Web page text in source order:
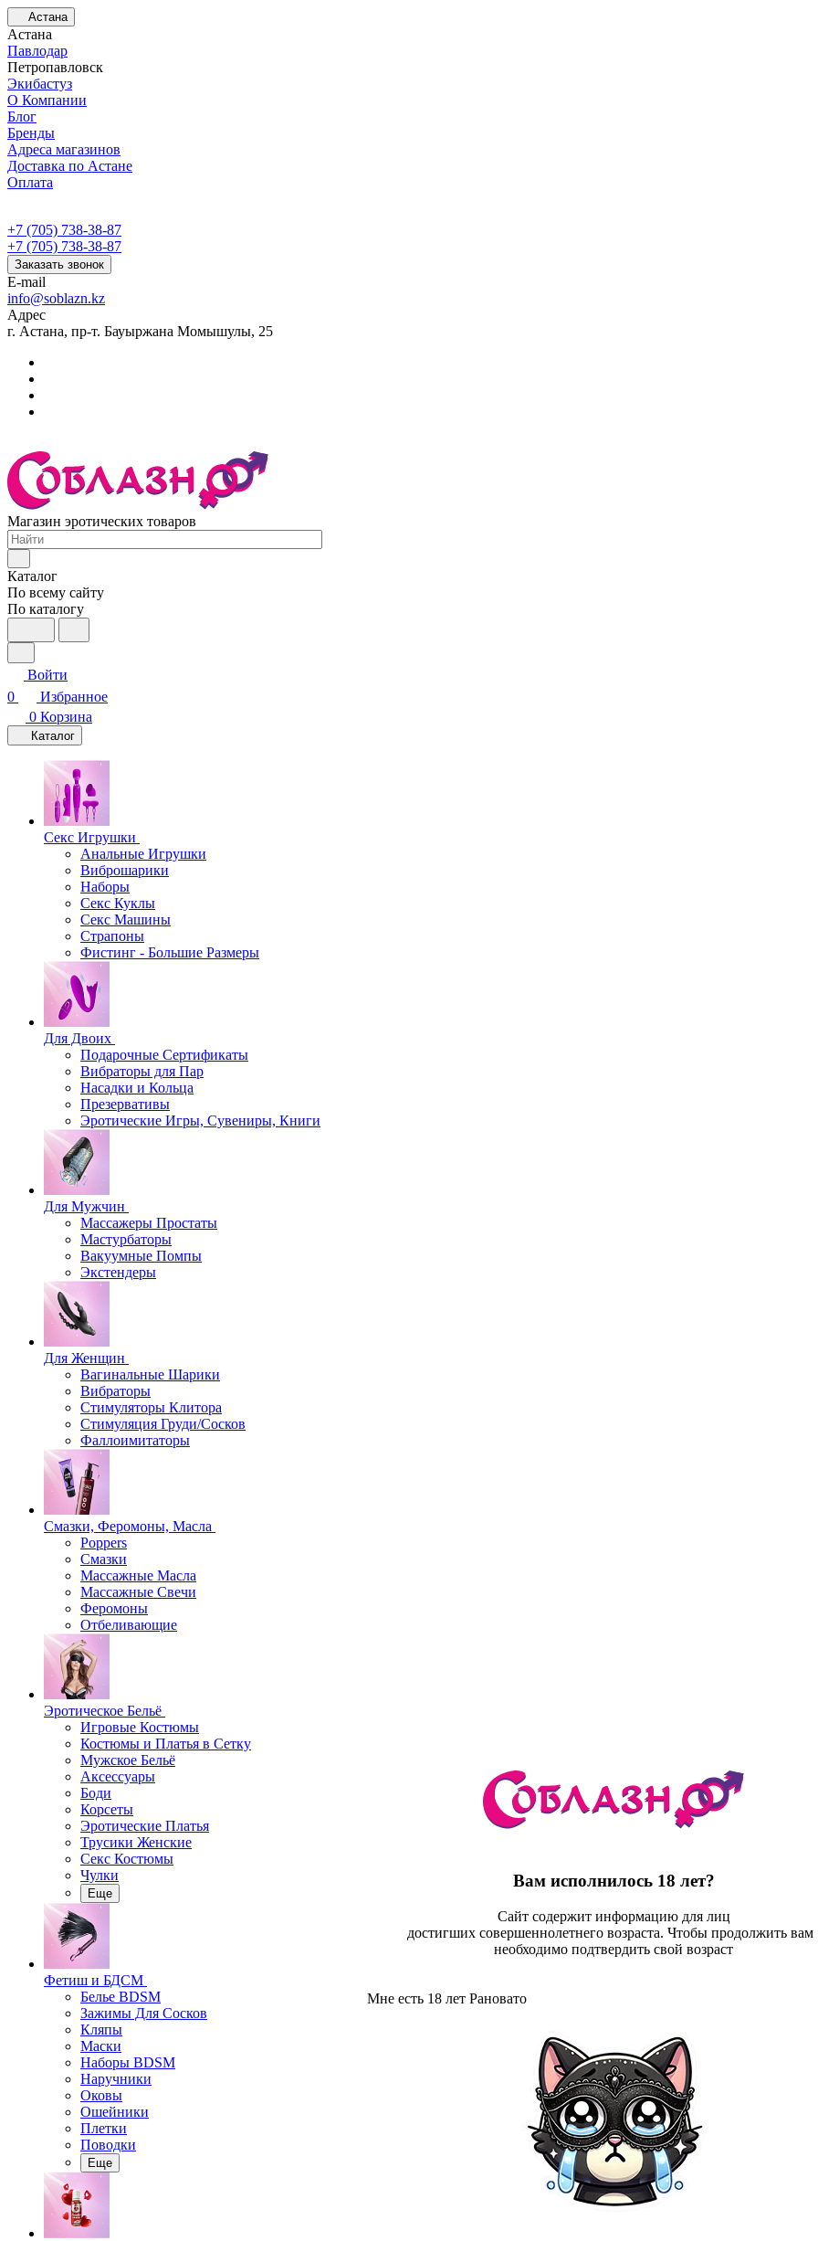
Астана
Астана
Павлодар
Петропавловск
Экибастуз
О Компании
Блог
Бренды
Адреса магазинов
Доставка по Астане
Оплата
+7 (705) 738-38-87
+7 (705) 738-38-87
Заказать звонок
E-mail
info@soblazn.kz
Адрес
г. Астана, пр-т. Бауыржана Момышулы, 25
Магазин эротических товаров
Каталог
По всему сайту
По каталогу
Войти
0
Избранное
0 Корзина
Каталог
Секс Игрушки
Анальные Игрушки
Виброшарики
Наборы
Секс Куклы
Секс Машины
Страпоны
Фистинг - Большие Размеры
Для Двоих
Подарочные Сертификаты
Вибраторы для Пар
Насадки и Кольца
Презервативы
Эротические Игры, Сувениры, Книги
Для Мужчин
Массажеры Простаты
Мастурбаторы
Вакуумные Помпы
Экстендеры
Для Женщин
Вагинальные Шарики
Вибраторы
Стимуляторы Клитора
Стимуляция Груди/Сосков
Фаллоимитаторы
Смазки, Феромоны, Масла
Poppers
Смазки
Массажные Масла
Массажные Свечи
Феромоны
Отбеливающие
Эротическое Бельё
Игровые Костюмы
Костюмы и Платья в Сетку
Мужское Бельё
Аксессуары
Боди
Корсеты
Эротические Платья
Трусики Женские
Секс Костюмы
Чулки
Еще
Фетиш и БДСМ
Белье BDSM
Зажимы Для Сосков
Кляпы
Маски
Наборы BDSM
Наручники
Оковы
Ошейники
Плетки
Поводки
Еще
Вам исполнилось 18 лет?
Сайт содержит информацию для лиц
достигших совершеннолетнего возраста. Чтобы продолжить вам
необходимо подтвердить свой возраст
Мне есть 18 лет Рановато